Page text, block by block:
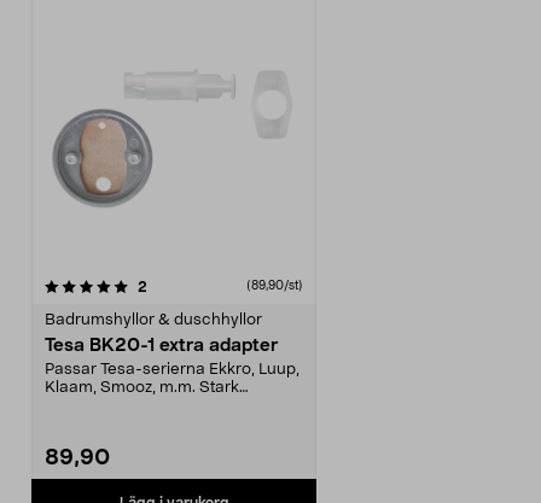
2 (89,90/st)
Badrumshyllor & duschhyllor
Tesa BK20-1 extra adapter
Passar Tesa-serierna Ekkro, Luup,
Klaam, Smooz, m.m. Stark
89,90